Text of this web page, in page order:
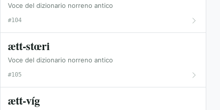
Voce del dizionario norreno antico
#104
ætt-stœri
Voce del dizionario norreno antico
#105
ætt-víg